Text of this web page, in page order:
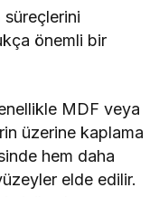
önemli bir
MDF veya
üzerine kaplama
hem daha
elde edilir.